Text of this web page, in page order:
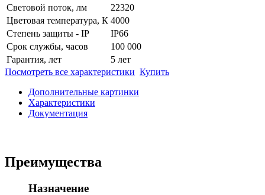
Световой поток, лм
22320
Цветовая температура, К 4000
Степень защиты - IP
IP66
Срок службы, часов
100 000
Гарантия, лет
5 лет
Посмотреть все характеристики Купить
Дополнительные картинки
Характеристики
Документация
Преимущества
Назначение